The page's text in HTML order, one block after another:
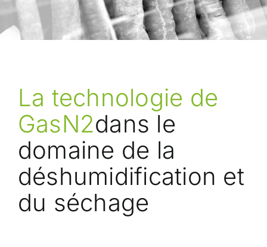
La technologie de
GasN2dans le
domaine de la
déshumidification et
du séchage